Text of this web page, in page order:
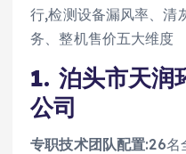
行,检测设备漏风率、清
务、整机售价五大维度
1. 泊头市天润
公司
专职技术团队配置:26名